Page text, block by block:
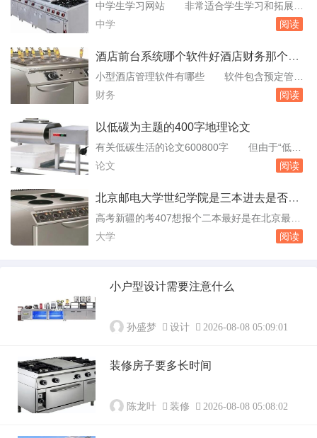
取通知。如果你被录取，恭喜你！你可以开始规
划自己的研究生学习生活了。需要注意的是，能
中学生学习网站 非常适合学生学习和拓展知
识层面。FT中文网ftchinese.com：英国《金融
偏商业财经，但并不枯燥乏味，中学生也能看
原声视频以及英语电台，能够锻炼学生的口语、
听力、阅读等能力。英。中学生教育网站...
中学 阅读
酒店前台系统哪个软件好酒店财务那个软
件好
小型酒店管理软件有哪些 软件包含预定管
理、散客开单、团体开单、增加消费、宾客结
管理、商品管理、交班管理、系统设置等主要功
先进的酒店管理模式，结合中国酒店管理实际特
点开发而成。系统包括前台信息。哪款酒店管理
财务 阅读
以低碳为主题的400字地理论文
有关低碳生活的论文600800字 但由于“低碳
生活”理念至少顺应了人类“未雨绸缪”的谨慎原则
不愿信其无”，“低碳生活”理念也就渐渐被世界各
不同地理环境、不同发展阶段的国家和地区组
成，我们必须各自做出努力在这。有关低...
论文 阅读
北京邮电大学世纪学院是三本进去是否可
以考二本
高考新疆的考407想报个二本最好是在北京最差
的本科都行啊 北京邮电大学世纪学院：成立
普通高等本科院校。以上信息提供了在北京的一
些二本院校选项，但需要注意的是，具体的录取
同...
大学 阅读
小户型设计需要注意什么
孙盛梦 设计 2026-08-08 05:09:01
装修房子要多长时间
陈龙叶 装修 2026-08-08 05:08:02